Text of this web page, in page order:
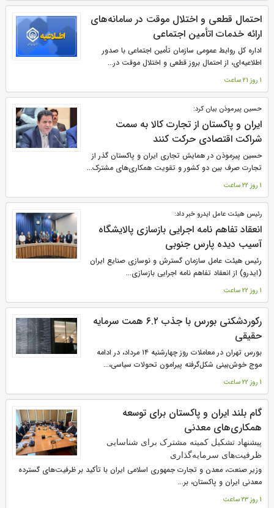
احتمال قطعی و اختلال موقت در سامانه‌های
ارائه خدمات اتأمین اجتماعی
اداره کل روابط عمومی سازمان تأمین اجتماعی با صدور
اطلاعیه‌ای، از احتمال بروز قطعی و اختلال موقت در...
1 روز 21 ساعت
حسین پیرموذن بیان کرد:
ایران و پاکستان از تجارت کالا به سمت
شراکت اقتصادی حرکت کنند
حسین پیرموذن در همایش تجاری ایران و پاکستان گذر از
تجارت صرف بین دو کشور و تقویت همکاری‌های مشترک...
1 روز 22 ساعت
رئیس هیئت عامل ایدرو خبر داد:
انعقاد تفاهم نامه اجرایی بازسازی پالایشگاه
آسیب دیده پارس جنوبی
رئیس هیئت عامل سازمان گسترش و نوسازی صنایع ایران
(ایدرو) از انعقاد تفاهم نامه اجرایی بازسازی...
1 روز 22 ساعت
رکوردشکنی بورس با جذب ۶.۲ همت سرمایه
حقیقی
بورس تهران در معاملات روز چهارشنبه ۱۴ مرداد، در ادامه
موج خوش‌بینی شکل‌گرفته پیرامون تحولات سیاسی،...
1 روز 22 ساعت
گام بلند ایران و پاکستان برای توسعه
همکاری‌های معدنی
پیشنهاد تشکیل کمیته مشترک برای شناسایی
ظرفیت‌های سرمایه‌گذاری
وزیر صنعت، معدن و تجارت جمهوری اسلامی ایران با تأکید بر ظرفیت‌های گسترده
معدنی ایران و پاکستان، بر...
1 روز 23 ساعت